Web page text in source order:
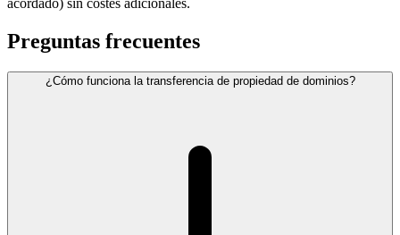
acordado) sin costes adicionales.
Preguntas frecuentes
¿Cómo funciona la transferencia de propiedad de dominios?